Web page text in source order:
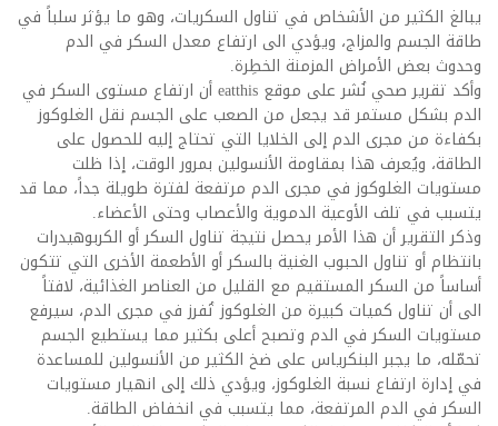
يبالغ الكثير من الأشخاص في تناول السكريات، وهو ما يؤثر سلباً في
طاقة الجسم والمزاج، ويؤدي الى ارتفاع معدل السكر في الدم
وحدوث بعض الأمراض المزمنة الخطِرة.
وأكد تقرير صحي نُشر على موقع eatthis أن ارتفاع مستوى السكر في
الدم بشكل مستمر قد يجعل من الصعب على الجسم نقل الغلوكوز
بكفاءة من مجرى الدم إلى الخلايا التي تحتاج إليه للحصول على
الطاقة، ويُعرف هذا بمقاومة الأنسولين بمرور الوقت، إذا ظلت
مستويات الغلوكوز في مجرى الدم مرتفعة لفترة طويلة جداً، مما قد
يتسبب في تلف الأوعية الدموية والأعصاب وحتى الأعضاء.
وذكر التقرير أن هذا الأمر يحصل نتيجة تناول السكر أو الكربوهيدرات
بانتظام أو تناول الحبوب الغنية بالسكر أو الأطعمة الأخرى التي تتكون
أساساً من السكر المستقيم مع القليل من العناصر الغذائية، لافتاً
الى أن تناول كميات كبيرة من الغلوكوز تُفرز في مجرى الدم، سيرفع
مستويات السكر في الدم وتصبح أعلى بكثير مما يستطيع الجسم
تحمّله، ما يجبر البنكرياس على ضخ الكثير من الأنسولين للمساعدة
في إدارة ارتفاع نسبة الغلوكوز، ويؤدي ذلك إلى انهيار مستويات
السكر في الدم المرتفعة، مما يتسبب في انخفاض الطاقة.